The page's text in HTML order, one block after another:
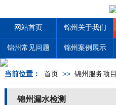
网站首页 锦州关于我们
锦州常见问题 锦州案例展示
当前位置： 首页 >> 锦州服务项目
锦州漏水检测